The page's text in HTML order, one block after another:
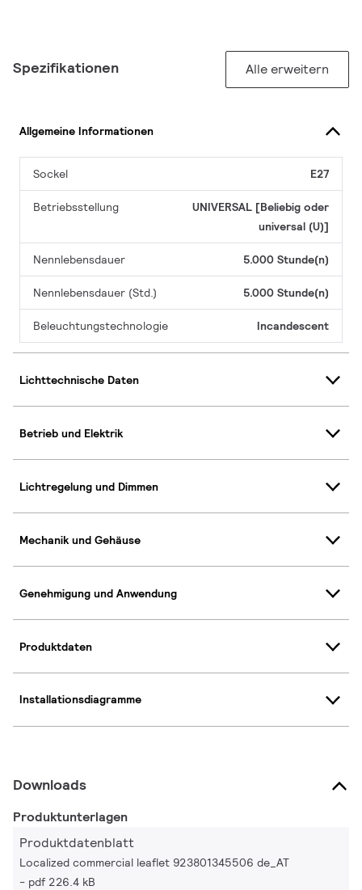
Spezifikationen Alle erweitern
Allgemeine Informationen
Sockel E27
Betriebsstellung
UNIVERSAL [Beliebig oder
universal (U)]
Nennlebensdauer 5.000 Stunde(n)
Nennlebensdauer (Std.) 5.000 Stunde(n)
Beleuchtungstechnologie Incandescent
Lichttechnische Daten
Betrieb und Elektrik
Lichtregelung und Dimmen
Mechanik und Gehäuse
Genehmigung und Anwendung
Produktdaten
Installationsdiagramme
Downloads
Produktunterlagen
Produktdatenblatt
Localized commercial leaflet 923801345506 de_AT
pdf 226.4 kB